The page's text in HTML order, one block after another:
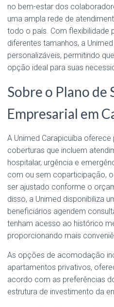
no bem-estar dos
uma ampla rede de
todo o país. Com flexibilidade
diferentes tamanhos, a
personalizáveis, permitindo
opção ideal para suas
Sobre o Plano de
Empresarial em
A Unimed Carapicuíba
coberturas que incluem
hospitalar, urgência e
com ou sem coparticipação,
ser ajustado conforme o
disso, a Unimed disponibiliza
beneficiários agendem
tenham acesso ao histórico
proporcionando mais
As opções de acomodação
apartamentos privativos,
acordo com as preferências
estrutura de investimento da